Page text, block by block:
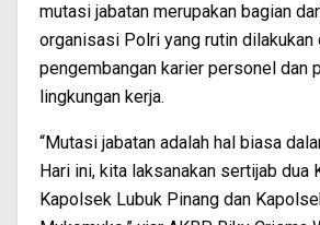
mutasi jabatan merupakan bagian
organisasi Polri yang rutin dilakukan
pengembangan karier personel dan
lingkungan kerja.
“Mutasi jabatan adalah hal biasa
Hari ini, kita laksanakan sertijab dua
Kapolsek Lubuk Pinang dan